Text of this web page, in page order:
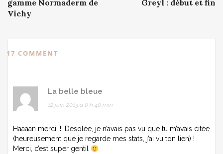
gamme Normaderm de
Vichy
Greyl : début et fin
17 COMMENT
La belle bleue
12 juin 2013 à 0 h 40 min
Haaaan merci !!! Désolée, je n’avais pas vu que tu m’avais citée
(heureusement que je regarde mes stats, j’ai vu ton lien) !
Merci, c’est super gentil